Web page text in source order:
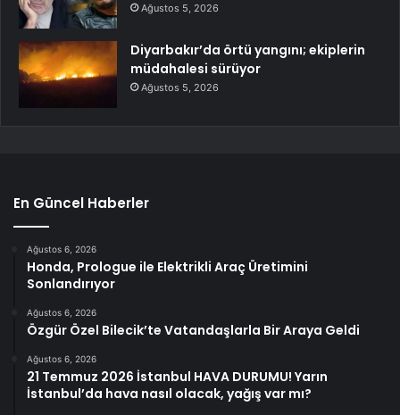
Ağustos 5, 2026
Diyarbakır’da örtü yangını; ekiplerin
müdahalesi sürüyor
Ağustos 5, 2026
En Güncel Haberler
Ağustos 6, 2026
Honda, Prologue ile Elektrikli Araç Üretimini
Sonlandırıyor
Ağustos 6, 2026
Özgür Özel Bilecik’te Vatandaşlarla Bir Araya Geldi
Ağustos 6, 2026
21 Temmuz 2026 İstanbul HAVA DURUMU! Yarın
İstanbul’da hava nasıl olacak, yağış var mı?